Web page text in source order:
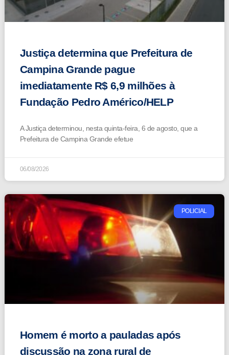
Justiça determina que Prefeitura de
Campina Grande pague
imediatamente R$ 6,9 milhões à
Fundação Pedro Américo/HELP
A Justiça determinou, nesta quinta-feira, 6 de agosto, que a
Prefeitura de Campina Grande efetue
06/08/2026
POLICIAL
Homem é morto a pauladas após
discussão na zona rural de